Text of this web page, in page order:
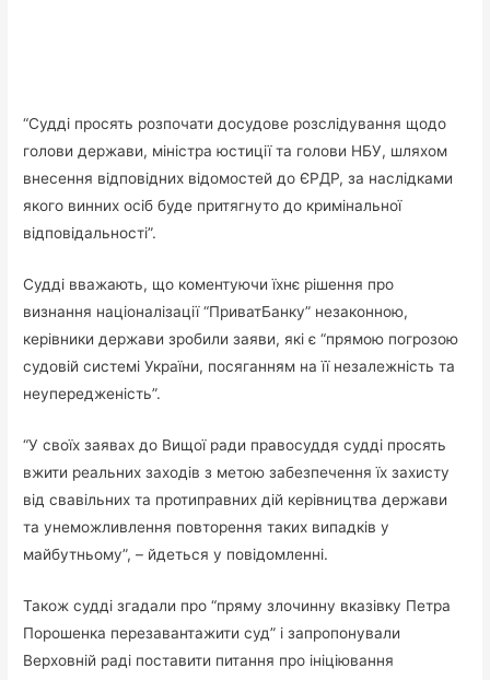
“Судді просять розпочати досудове розслідування щодо
голови держави, міністра юстиції та голови НБУ, шляхом
внесення відповідних відомостей до ЄРДР, за наслідками
якого винних осіб буде притягнуто до кримінальної
відповідальності”.
Судді вважають, що коментуючи їхнє рішення про
визнання націоналізації “ПриватБанку” незаконною,
керівники держави зробили заяви, які є “прямою погрозою
судовій системі України, посяганням на її незалежність та
неупередженість”.
“У своїх заявах до Вищої ради правосуддя судді просять
вжити реальних заходів з метою забезпечення їх захисту
від свавільних та протиправних дій керівництва держави
та унеможливлення повторення таких випадків у
майбутньому”, – йдеться у повідомленні.
Також судді згадали про “пряму злочинну вказівку Петра
Порошенка перезавантажити суд” і запропонували
Верховній раді поставити питання про ініціювання